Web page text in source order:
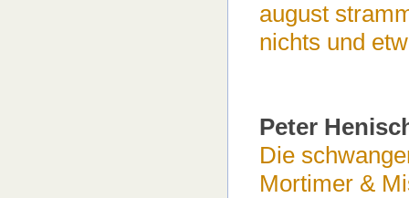
august
nichts und
Peter
Die
Mortimer &